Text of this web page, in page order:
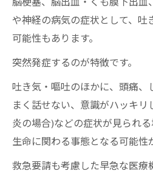
や神経の病気の症状として、吐
可能性もあります。
突然発症するのが特徴です。
吐き気・嘔吐のほかに、頭痛、
まく話せない、意識がハッキ
炎の場合)などの症状が見られ
生命に関わる事態となる可能性
救急要請も考慮した早急な医療